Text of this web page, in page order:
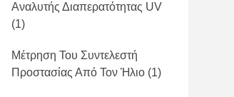
Αναλυτής Διαπερατότητας UV
(1)
Μέτρηση Του Συντελεστή
Προστασίας Από Τον Ήλιο (1)